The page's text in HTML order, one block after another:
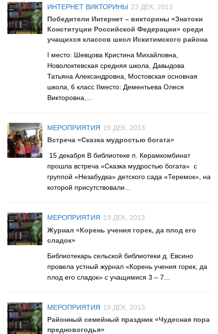
Легостаевская сельская библиотека №4
Линевская поселковая библиотека №30
Линевская детская библиотека №31
Листвянская сельская библиотека №39
Маякская сельская библиотека №40
Морозовская сельская библиотека №17
Новолоктевская сельская библиотека №19
Преображенская сельская библиотека №32
Рощинская сельская библиотека №21
Степнинская сельская библиотека №34
Т-Ш
Тальменская сельская библиотека №23
Тулинская сельская библиотека №37
Ургунская сельская библиотека №25
Усть-Чемская сельская библиотека №26
ИНТЕРНЕТ ВИКТОРИНЫ 23 ДЕК, 2013
Победители Интернет – викторины «Знатоки
Конституции Российской Федерации» среди
учащихся классов школ Искитимского района
I место: Шевцова Кристина Михайловна,
Новолоктевская средняя школа, Давыдова
Татьяна Александровна, Мостовская основная
школа, 6 класс IIместо: Дементьева Олеся
Викторовна,...
МЕРОПРИЯТИЯ 19 ДЕК, 2013
Встреча «Сказка мудростью богата»
15 декабря В библиотеке п. Керамкомбинат
прошла встреча «Сказка мудростью богата» с
группой «Незабудка» детского сада «Теремок», на
которой присутствовали...
МЕРОПРИЯТИЯ 19 ДЕК, 2013
Журнал «Корень учения горек, да плод его
сладок»
Библиотекарь сельской библиотеки д. Евсино
провела устный журнал «Корень учения горек, да
плод его сладок» с учащимися 3 – 7...
МЕРОПРИЯТИЯ 19 ДЕК, 2013
Районный семейный праздник «Чудесная пора
предновогодья»